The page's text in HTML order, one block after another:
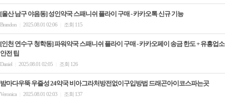
[울산 남구 야음동] 성인약국 스패니쉬 플라이 구매 - 카카오톡 신규 기능
Brandon 2025.08.01 02:06 조회 115
[인천 연수구 청학동] 파워약국 스패니쉬 플라이 구매 - 카카오페이 송금 한도 + 유흥업소
안전 팁
Daniel 2025.08.01 02:05 조회 126
밤마다우뚝 우즐성 24약국 비아그라처방전없이구입방법 드래곤아이코스파는곳
Veronica 2025.08.01 02:03 조회 137